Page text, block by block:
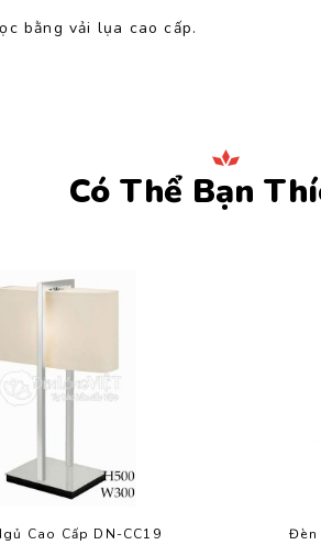
bằng vải lụa cao cấp.
Có Thể Bạn
Cao Cấp DN-CC19 Đèn